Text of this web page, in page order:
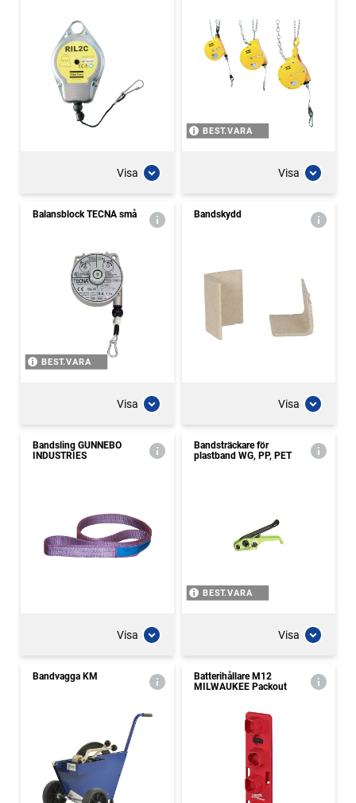
Visa
BEST.VARA
Visa
Balansblock TECNA små
BEST.VARA
Visa
Bandskydd
Visa
Bandsling GUNNEBO
INDUSTRIES
Visa
Bandsträckare för
plastband WG, PP, PET
BEST.VARA
Visa
Bandvagga KM
Batterihållare M12
MILWAUKEE Packout